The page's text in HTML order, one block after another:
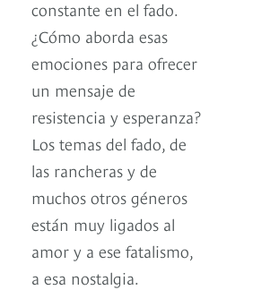
constante en el fado.
¿Cómo aborda esas
emociones para ofrecer
un mensaje de
resistencia y esperanza?
Los temas del fado, de
las rancheras y de
muchos otros géneros
están muy ligados al
amor y a ese fatalismo,
a esa nostalgia.